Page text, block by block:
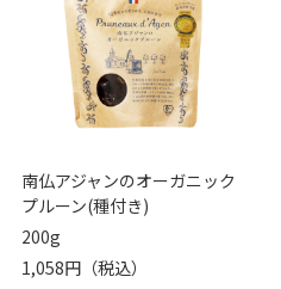
南仏アジャンのオーガニック
プルーン(種付き)
200g
1,058円（税込）